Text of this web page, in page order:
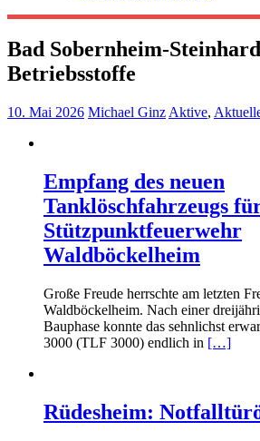
Bad Sobernheim-
Betriebsstoffe
10. Mai 2026 Michael Ginz Aktive,
Empfang des neuen
Tanklöschfahrzeugs
Stützpunktfeuerwehr
Waldböckelheim
Große Freude herrschte am letzten
Waldböckelheim. Nach einer
Bauphase konnte das sehnlichst
3000 (TLF 3000) endlich in […]
Rüdesheim: